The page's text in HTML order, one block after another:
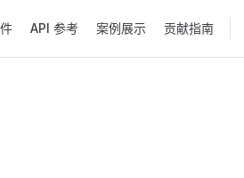
API 参考 案例展示 贡献指南